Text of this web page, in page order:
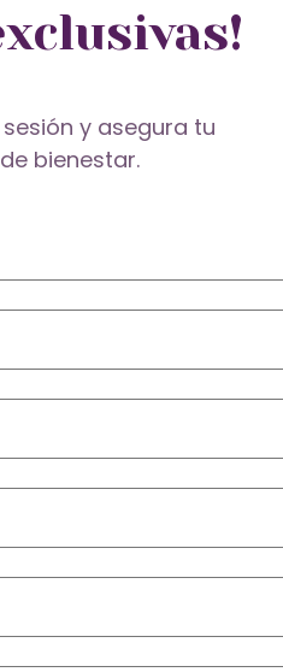
y asegura tu
bienestar.